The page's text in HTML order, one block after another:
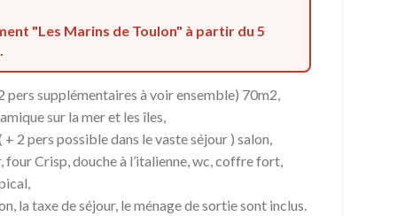
"Les Marins de Toulon" à partir du 5
pers supplémentaires à voir ensemble) 70m2,
sur la mer et les îles,
2 pers possible dans le vaste séjour ) salon,
Crisp, douche à l’italienne, wc, coffre fort,
la taxe de séjour, le ménage de sortie sont inclus.